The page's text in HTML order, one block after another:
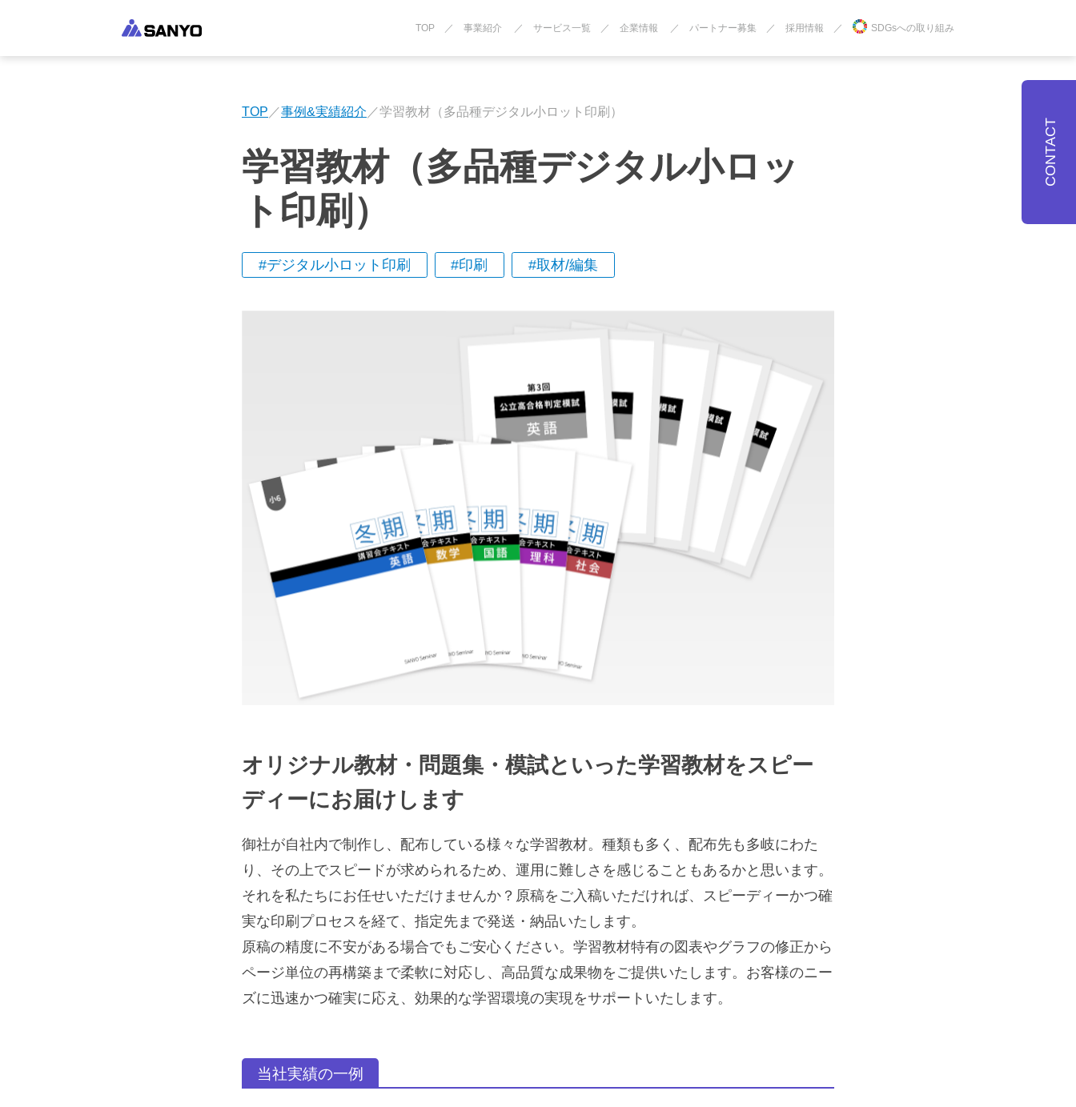
TOP 事業紹介 サービス一覧 企業情報 パートナー募集 採用情報 SDGsへの取り組み
TOP 事例&実績紹介 学習教材（多品種デジタル小ロット印刷）
学習教材（多品種デジタル小ロッ
ト印刷）
デジタル小ロット印刷 印刷 取材/編集
オリジナル教材・問題集・模試といった学習教材をスピー
ディーにお届けします
御社が自社内で制作し、配布している様々な学習教材。種類も多く、配布先も多岐にわた
り、その上でスピードが求められるため、運用に難しさを感じることもあるかと思います。
それを私たちにお任せいただけませんか？原稿をご入稿いただければ、スピーディーかつ確
実な印刷プロセスを経て、指定先まで発送・納品いたします。
原稿の精度に不安がある場合でもご安心ください。学習教材特有の図表やグラフの修正から
ページ単位の再構築まで柔軟に対応し、高品質な成果物をご提供いたします。お客様のニー
ズに迅速かつ確実に応え、効果的な学習環境の実現をサポートいたします。
当社実績の一例
CONTACT